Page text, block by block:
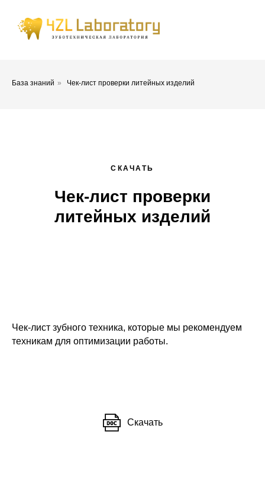
База знаний » Чек-лист проверки литейных изделий
СКАЧАТЬ
Чек-лист проверки
литейных изделий
Чек-лист зубного техника, которые мы рекомендуем
техникам для оптимизации работы.
Скачать